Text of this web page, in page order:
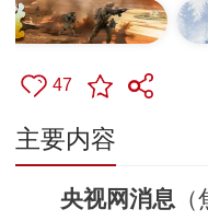
47
主要内容
央视网消息